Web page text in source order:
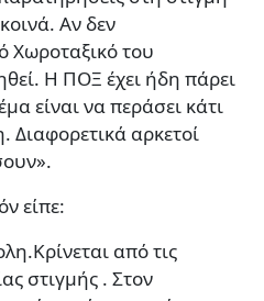
Αν δεν
Χωροταξικό του
Η ΠΟΞ έχει ήδη πάρει
είναι να περάσει κάτι
αρκετοί
είπε:
από τις
στιγμής . Στον